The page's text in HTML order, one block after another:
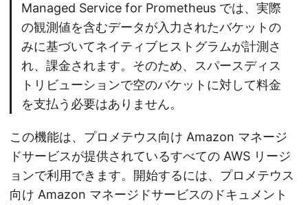
Managed Service for Prometheus では、実際
の観測値を含むデータが入力されたバケットの
みに基づいてネイティブヒストグラムが計測さ
れ、課金されます。そのため、スパースディス
トリビューションで空のバケットに対して料金
を支払う必要はありません。
この機能は、プロメテウス向け Amazon マネージ
ドサービスが提供されているすべての AWS リージ
ョンで利用できます。開始するには、プロメテウス
向け Amazon マネージドサービスのドキュメント